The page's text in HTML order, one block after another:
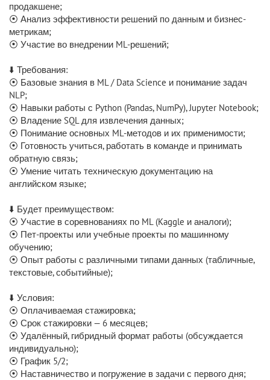
продакшене;
⦿ Анализ эффективности решений по данным и бизнес-
метрикам;
⦿ Участие во внедрении ML-решений;
⬇️ Требования:
⦿ Базовые знания в ML / Data Science и понимание задач
NLP;
⦿ Навыки работы с Python (Pandas, NumPy), Jupyter Notebook;
⦿ Владение SQL для извлечения данных;
⦿ Понимание основных ML-методов и их применимости;
⦿ Готовность учиться, работать в команде и принимать
обратную связь;
⦿ Умение читать техническую документацию на
английском языке;
⬇️ Будет преимуществом:
⦿ Участие в соревнованиях по ML (Kaggle и аналоги);
⦿ Пет-проекты или учебные проекты по машинному
обучению;
⦿ Опыт работы с различными типами данных (табличные,
текстовые, событийные);
⬇️ Условия:
⦿ Оплачиваемая стажировка;
⦿ Срок стажировки — 6 месяцев;
⦿ Удалённый, гибридный формат работы (обсуждается
индивидуально);
⦿ График 5/2;
⦿ Наставничество и погружение в задачи с первого дня;